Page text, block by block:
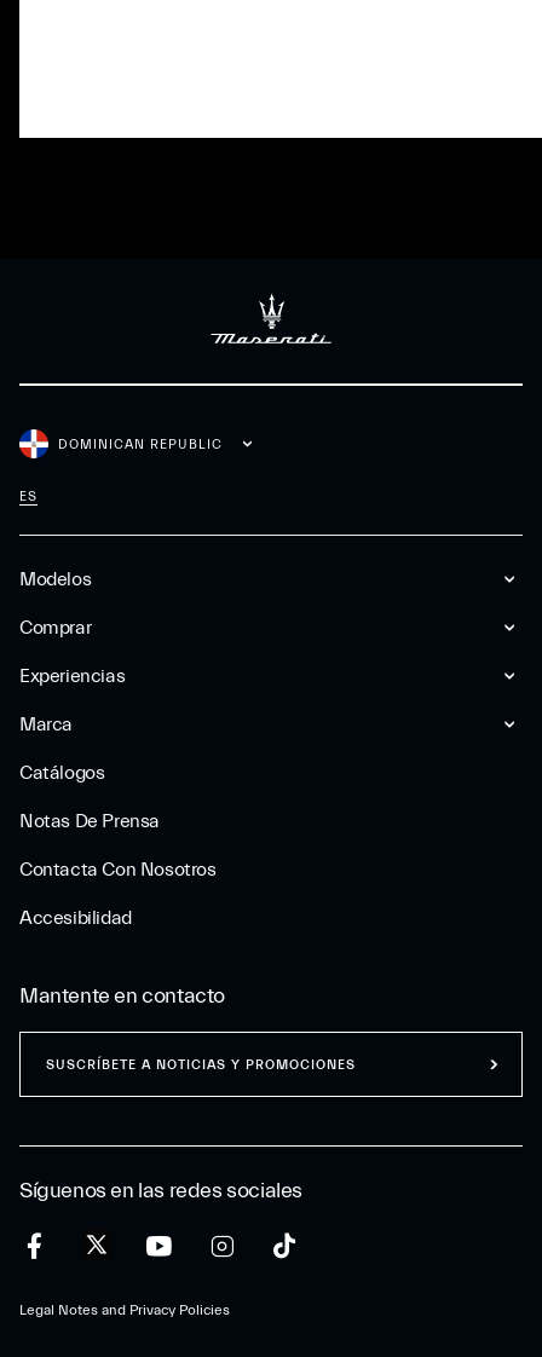
Modelos
Comprar
Experiencias
Marca
Catálogos
Notas De Prensa
Contacta Con Nosotros
Accesibilidad
DOMINICAN REPUBLIC
ES
Síguenos en las redes sociales
Legal Notes and Privacy Policies
Mantente en contacto
SUSCRÍBETE A NOTICIAS Y PROMOCIONES